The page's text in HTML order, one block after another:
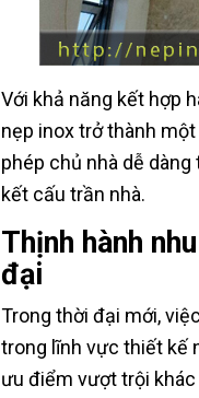
Với khả năng kết hợp
nẹp inox trở thành
phép chủ nhà dễ
kết cấu trần nhà.
Thịnh hành
đại
Trong thời đại mới,
trong lĩnh vực thiết kế
ưu điểm vượt trội